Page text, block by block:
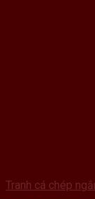
Tranh cá chép